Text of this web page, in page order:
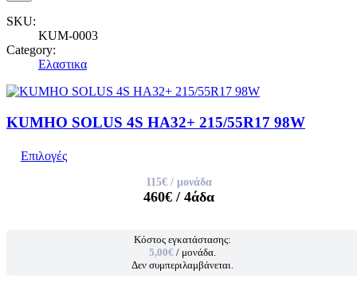
SKU:
KUM-0003
Category:
Ελαστικα
KUMHO SOLUS 4S HA32+ 215/55R17 98W
Επιλογές
115€/ μονάδα
460€/ 4άδα
Κόστος εγκατάστασης:
5,00€ / μονάδα.
Δεν συμπεριλαμβάνεται.